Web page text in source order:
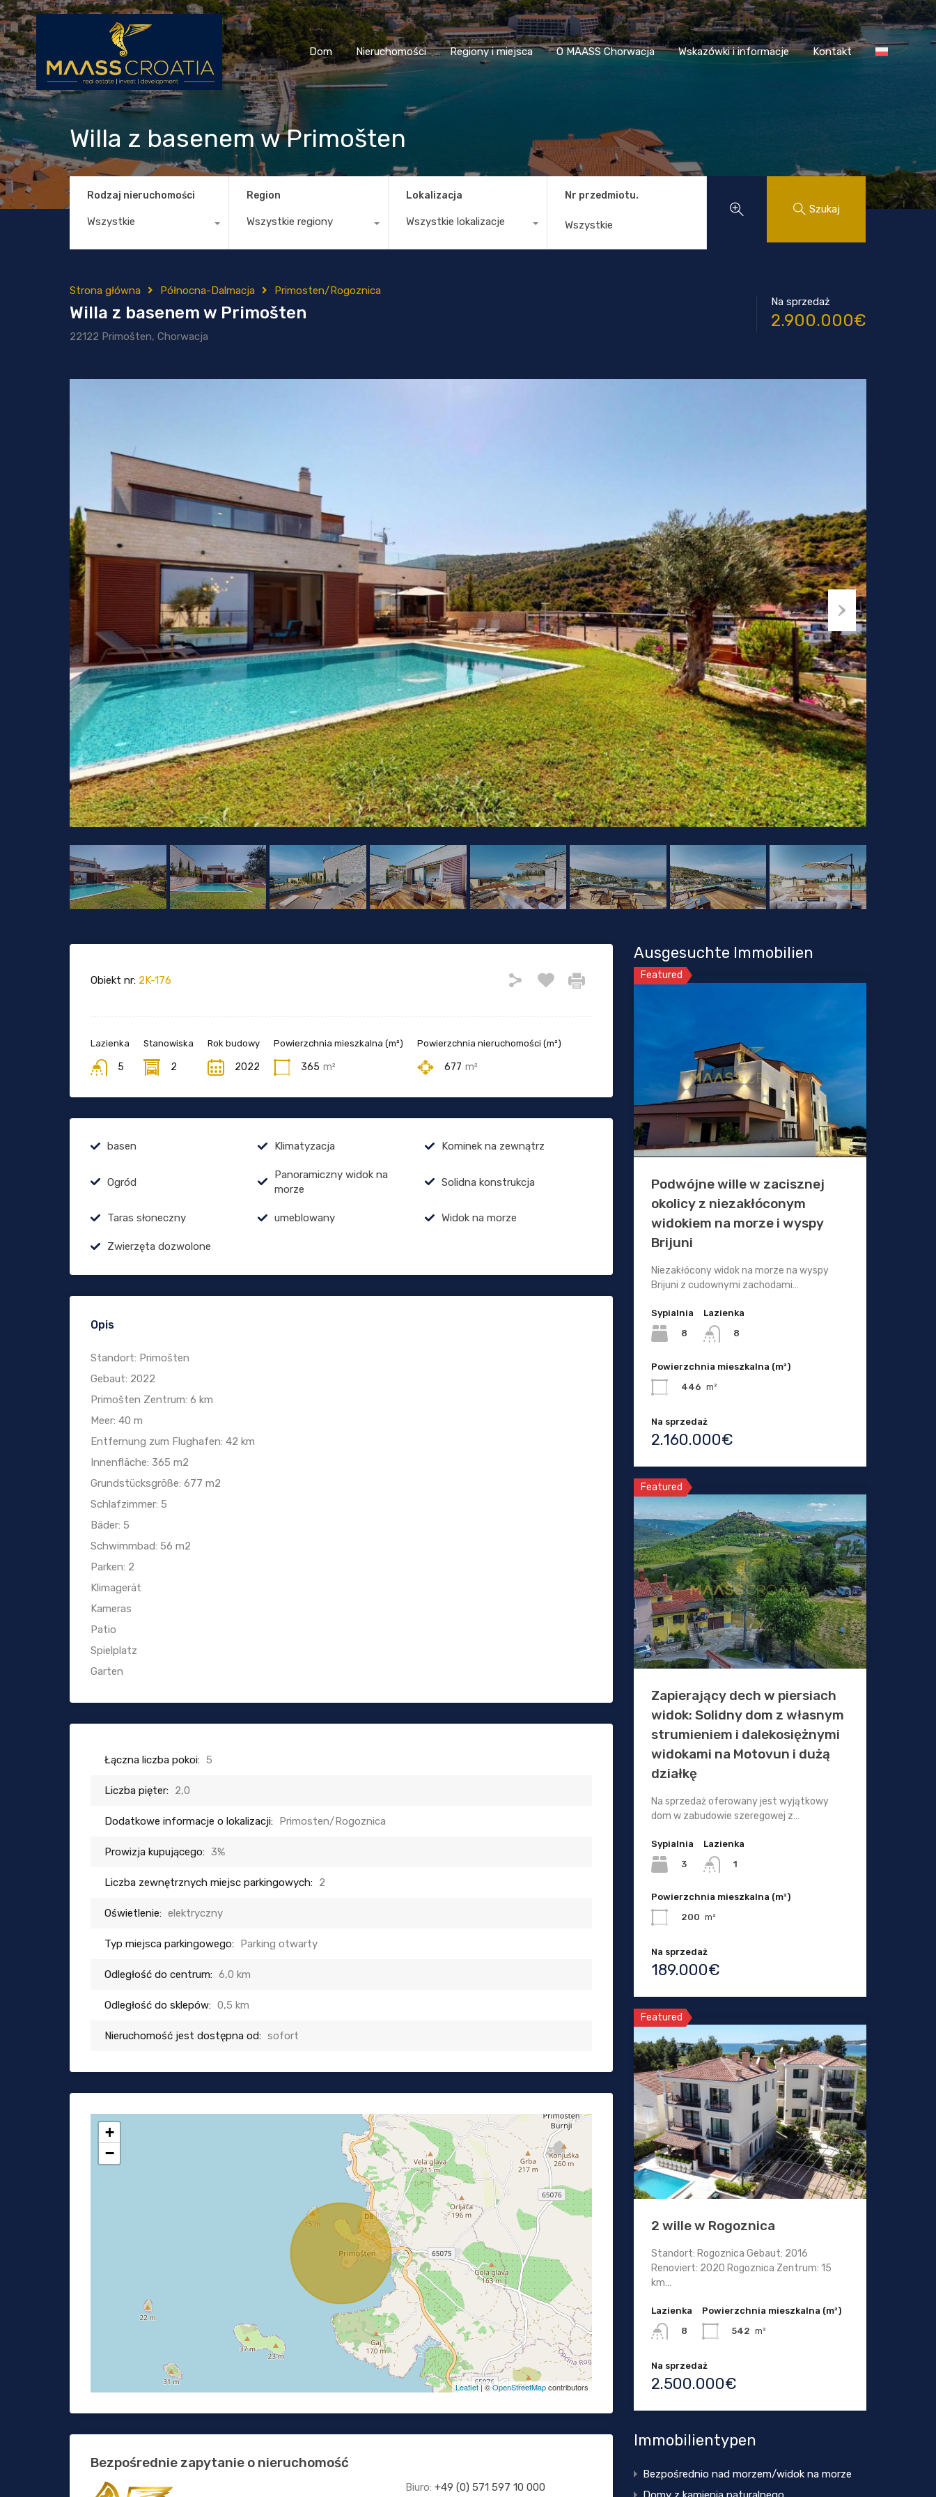
Dom Nieruchomości Regiony i miejsca O MAASS Chorwacja Wskazówki i informacje Kontakt
Dom Nieruchomości Regiony i miejsca O MAASS Chorwacja Wskazówki i informacje Kontakt
Willa z basenem w Primošten
Rodzaj nieruchomości
Wszystkie
Region
Wszystkie regiony
Lokalizacja
Wszystkie lokalizacje
Nr przedmiotu.
Szukaj
Strona główna Północna-Dalmacja Primosten/Rogoznica
Willa z basenem w Primošten
22122 Primošten, Chorwacja
Na sprzedaż
2.900.000€
Obiekt nr: 2K-176
Lazienka
5
Stanowiska
2
Rok budowy
2022
Powierzchnia mieszkalna (m²)
365 m²
Powierzchnia nieruchomości (m²)
677 m²
basen Klimatyzacja Kominek na zewnątrz
Ogród
Panoramiczny widok na
morze
Solidna konstrukcja
Taras słoneczny umeblowany Widok na morze
Zwierzęta dozwolone
Opis
Standort: Primošten
Gebaut: 2022
Primošten Zentrum: 6 km
Meer: 40 m
Entfernung zum Flughafen: 42 km
Innenfläche: 365 m2
Grundstücksgröße: 677 m2
Schlafzimmer: 5
Bäder: 5
Schwimmbad: 56 m2
Parken: 2
Klimagerät
Kameras
Patio
Spielplatz
Garten
Łączna liczba pokoi: 5
Liczba pięter: 2,0
Dodatkowe informacje o lokalizacji: Primosten/Rogoznica
Prowizja kupującego: 3%
Liczba zewnętrznych miejsc parkingowych: 2
Oświetlenie: elektryczny
Typ miejsca parkingowego: Parking otwarty
Odległość do centrum: 6,0 km
Odległość do sklepów: 0,5 km
Nieruchomość jest dostępna od: sofort
+
−
Leaflet| ©OpenStreetMapcontributors
Bezpośrednie zapytanie o nieruchomość
Biuro: +49 (0) 571 597 10 000
Ausgesuchte Immobilien
Featured
Podwójne wille w zacisznej
okolicy z niezakłóconym
widokiem na morze i wyspy
Brijuni
Niezakłócony widok na morze na wyspy
Brijuni z cudownymi zachodami…
Sypialnia
8
Lazienka
8
Powierzchnia mieszkalna (m²)
446 m²
Na sprzedaż
2.160.000€
Featured
Zapierający dech w piersiach
widok: Solidny dom z własnym
strumieniem i dalekosiężnymi
widokami na Motovun i dużą
działkę
Na sprzedaż oferowany jest wyjątkowy
dom w zabudowie szeregowej z…
Sypialnia
3
Lazienka
1
Powierzchnia mieszkalna (m²)
200 m²
Na sprzedaż
189.000€
Featured
2 wille w Rogoznica
Standort: Rogoznica Gebaut: 2016
Renoviert: 2020 Rogoznica Zentrum: 15
km…
Lazienka
8
Powierzchnia mieszkalna (m²)
542 m²
Na sprzedaż
2.500.000€
Immobilientypen
Bezpośrednio nad morzem/widok na morze